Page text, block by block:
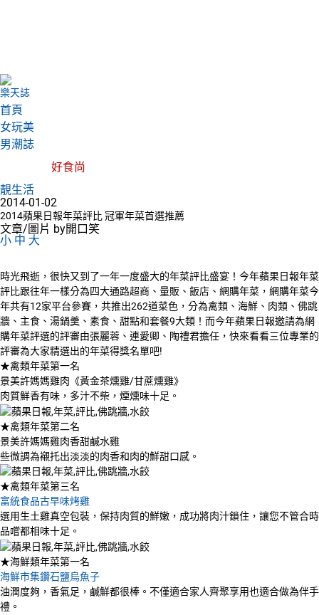
樂天誌
首頁
女玩美
男潮誌
好食尚
靚生活
2014-01-02
2014蘋果日報年菜評比 冠軍年菜首選推薦
文章/圖片 by開口笑
小 中 大
時光飛逝，很快又到了一年一度盛大的年菜評比盛宴！今年蘋果日報年菜
評比跟往年一樣分為四大通路超商、量販、飯店、網購年菜，網購年菜今
年共有12家平台參賽，共推出262道菜色，分為禽類、海鮮、肉類、佛跳
牆、主食、湯鍋羹、素食、甜點和套餐9大類！而今年蘋果日報邀請為網
購年菜評選的評審由張麗蓉、連愛卿、陶禮君擔任，快來看看三位專業的
評審為大家精選出的年菜得獎名單吧!
★禽類年菜第一名
景美許媽媽雞肉《黃金茶燻雞/甘蔗燻雞》
肉質鮮香有味，多汁不柴，煙燻味十足。
★禽類年菜第二名
景美許媽媽雞肉香甜鹹水雞
些微調為襯托出淡淡的肉香和肉的鮮甜口感。
★禽類年菜第三名
富統食品古早味烤雞
選用生土雞真空包裝，保持肉質的鮮嫩，成功將肉汁鎖住，讓您不管合時
品嚐都相味十足。
★海鮮類年菜第一名
海鮮市集鑽石鹽烏魚子
油潤度夠，香氣足，鹹鮮都很棒。不僅適合家人齊聚享用也適合做為伴手
禮。